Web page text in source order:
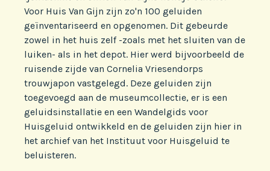
Voor Huis Van Gijn zijn zo'n 100 geluiden
geïnventariseerd en opgenomen. Dit gebeurde
zowel in het huis zelf -zoals met het sluiten van de
luiken- als in het depot. Hier werd bijvoorbeeld de
ruisende zijde van Cornelia Vriesendorps
trouwjapon vastgelegd. Deze geluiden zijn
toegevoegd aan de museumcollectie, er is een
geluidsinstallatie en een Wandelgids voor
Huisgeluid ontwikkeld en de geluiden zijn hier in
het archief van het Instituut voor Huisgeluid te
beluisteren.